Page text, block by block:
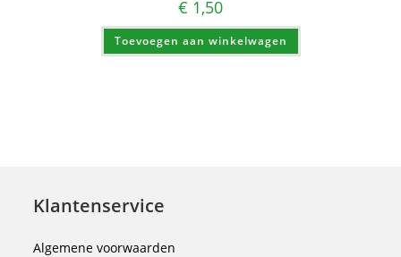
€ 1,50
Toevoegen aan winkelwagen
Klantenservice
Algemene voorwaarden